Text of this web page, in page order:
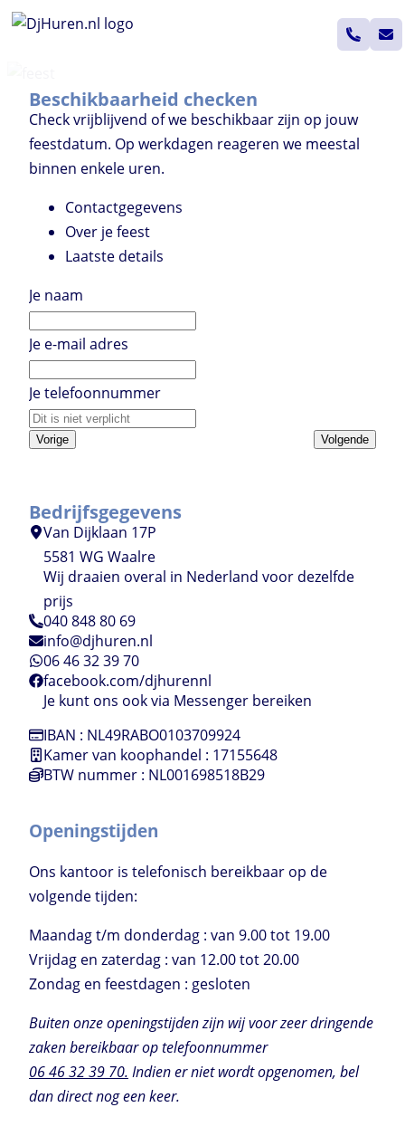
Ga
inhoud
Beschikbaarheid checken
Check vrijblijvend of we beschikbaar zijn op jouw
feestdatum. Op werkdagen reageren we meestal
binnen enkele uren.
Contactgegevens
Over je feest
Laatste details
Je naam
Je e-mail adres
Je telefoonnummer
Vorige Volgende
Bedrijfsgegevens
Van Dijklaan 17P
5581 WG Waalre
Wij draaien overal in Nederland voor dezelfde
prijs
040 848 80 69
info@djhuren.nl
06 46 32 39 70
facebook.com/djhurennl
Je kunt ons ook via Messenger bereiken
IBAN : NL49RABO0103709924
Kamer van koophandel : 17155648
BTW nummer : NL001698518B29
Openingstijden
Ons kantoor is telefonisch bereikbaar op de
volgende tijden:
Maandag t/m donderdag : van 9.00 tot 19.00
Vrijdag en zaterdag : van 12.00 tot 20.00
Zondag en feestdagen : gesloten
Buiten onze openingstijden zijn wij voor zeer dringende
zaken bereikbaar op telefoonnummer
06 46 32 39 70. Indien er niet wordt opgenomen, bel
dan direct nog een keer.